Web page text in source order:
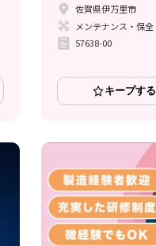
佐賀県伊万里市
メンテナンス・保全
57638-00
キープする